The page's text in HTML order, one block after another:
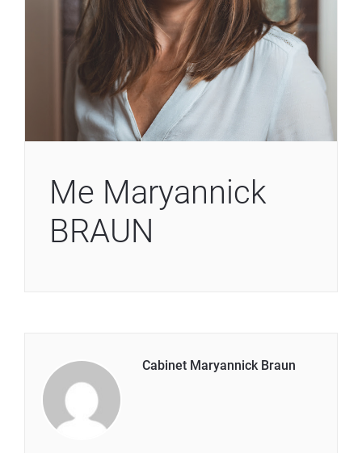
Me Maryannick
BRAUN
Cabinet Maryannick Braun